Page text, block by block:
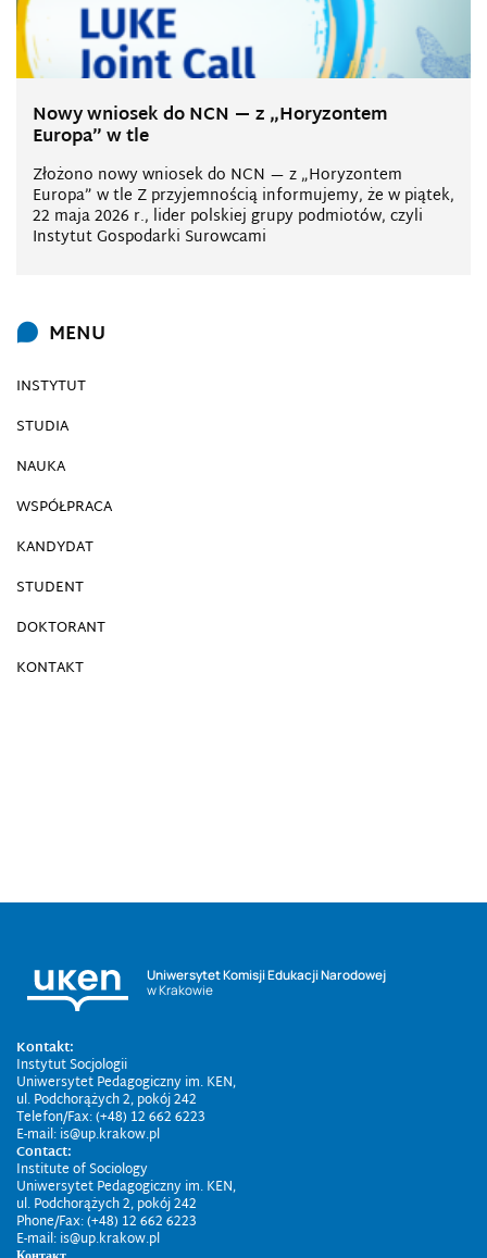
Nowy wniosek do NCN — z „Horyzontem
Europa” w tle
Złożono nowy wniosek do NCN — z „Horyzontem
Europa” w tle Z przyjemnością informujemy, że w piątek,
22 maja 2026 r., lider polskiej grupy podmiotów, czyli
Instytut Gospodarki Surowcami
MENU
INSTYTUT
STUDIA
NAUKA
WSPÓŁPRACA
KANDYDAT
STUDENT
DOKTORANT
KONTAKT
Uniwersytet Komisji Edukacji Narodowej
w Krakowie
Kontakt:
Instytut Socjologii
Uniwersytet Pedagogiczny im. KEN,
ul. Podchorążych 2, pokój 242
Telefon/Fax: (+48) 12 662 6223
E-mail: is@up.krakow.pl
Contact:
Institute of Sociology
Uniwersytet Pedagogiczny im. KEN,
ul. Podchorążych 2, pokój 242
Phone/Fax: (+48) 12 662 6223
E-mail: is@up.krakow.pl